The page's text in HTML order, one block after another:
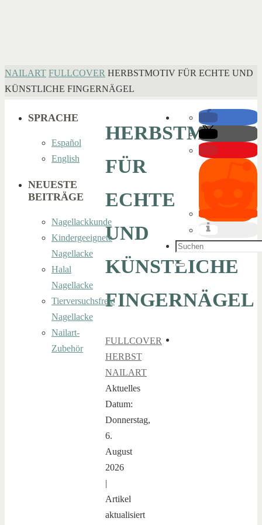
HOME
NAILART FULLCOVER HERBSTMOTIV FÜR ECHTE UND
KÜNSTLICHE FINGERNÄGEL
HERBSTMOTIV
FÜR
ECHTE
UND
KÜNSTLICHE
FINGERNÄGEL
FULLCOVER,
HERBST,
NAILART
Aktuelles
Datum:
Donnerstag,
6.
August
2026
|
Artikel
aktualisiert
SPRACHE
Español
English
NEUESTE
BEITRÄGE
Nagellackkunde
Kindergeeignete
Nagellacke
Halal
Nagellacke
Tierversuchsfreie
Nagellacke
Nailart-
Zubehör
Suchen
nach:
Suchen